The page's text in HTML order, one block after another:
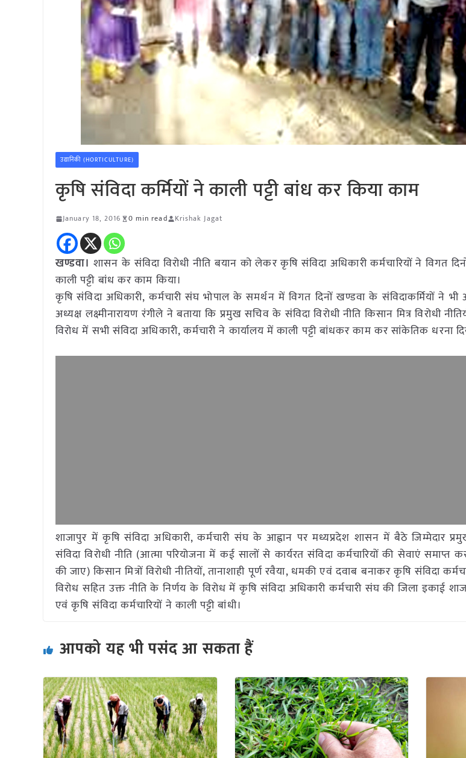
उद्यानिकी (HORTICULTURE)
कृषि संविदा कर्मियों ने काली पट्टी बांध कर किया काम
January 18, 2016 0 min read Krishak Jagat
खण्डवा। शासन के संविदा विरोधी नीति बयान को लेकर कृषि संविदा अधिकारी कर्मचारियों ने विगत
काली पट्टी बांध कर काम किया।
कृषि संविदा अधिकारी, कर्मचारी संघ भोपाल के समर्थन में विगत दिनों खण्डवा के संविदाकर्मियों ने भी
अध्यक्ष लक्ष्मीनारायण रंगीले ने बताया कि प्रमुख सचिव के संविदा विरोधी नीति किसान मित्र विरोधी
विरोध में सभी संविदा अधिकारी, कर्मचारी ने कार्यालय में काली पट्टी बांधकर काम कर सांकेतिक धरना
शाजापुर में कृषि संविदा अधिकारी, कर्मचारी संघ के आह्वान पर मध्यप्रदेश शासन में बैठे जिम्मेदार
संविदा विरोधी नीति (आत्मा परियोजना में कई सालों से कार्यरत संविदा कर्मचारियों की सेवाएं
की जाए) किसान मित्रों विरोधी नीतियों, तानाशाही पूर्ण रवैया, धमकी एवं दवाब बनाकर कृषि संविदा
विरोध सहित उक्त नीति के निर्णय के विरोध में कृषि संविदा अधिकारी कर्मचारी संघ की जिला इकाई
एवं कृषि संविदा कर्मचारियों ने काली पट्टी बांधी।
आपको यह भी पसंद आ सकता हैं